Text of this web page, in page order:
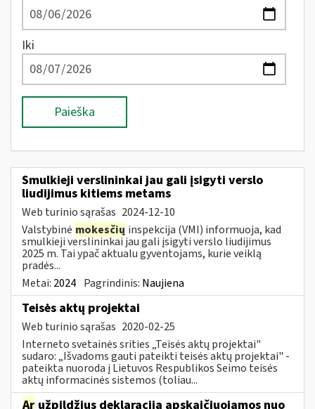
Iki
Paieška
Smulkieji verslininkai jau gali įsigyti verslo
liudijimus kitiems metams
Web turinio sąrašas 2024-12-10
Valstybinė mokesčių inspekcija (VMI) informuoja, kad
smulkieji verslininkai jau gali įsigyti verslo liudijimus
2025 m. Tai ypač aktualu gyventojams, kurie veiklą
pradės...
Metai: 2024 Pagrindinis: Naujiena
Teisės aktų projektai
Web turinio sąrašas 2020-02-25
Interneto svetainės srities „Teisės aktų projektai"
sudaro: „Išvadoms gauti pateikti teisės aktų projektai" -
pateikta nuoroda į Lietuvos Respublikos Seimo teisės
aktų informacinės sistemos (toliau...
Ar užpildžius deklaraciją apskaičiuojamos nuo